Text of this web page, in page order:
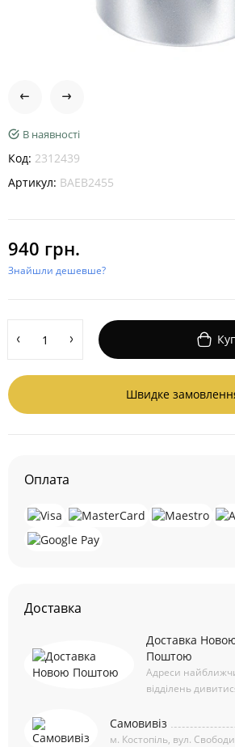
В наявності
Код: 2312439
Артикул: BAEB2455
940 грн.
Знайшли дешевше?
Швидке
Оплата
Доставка
Доставка
Поштою
Адреси
відділень
Самовивіз
м. Костопіль, вул.